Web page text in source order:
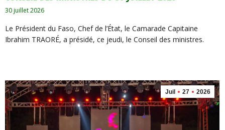
30 juillet 2026
Le Président du Faso, Chef de l’État, le Camarade Capitaine
Ibrahim TRAORÉ, a présidé, ce jeudi, le Conseil des ministres.
Juil 27 2026